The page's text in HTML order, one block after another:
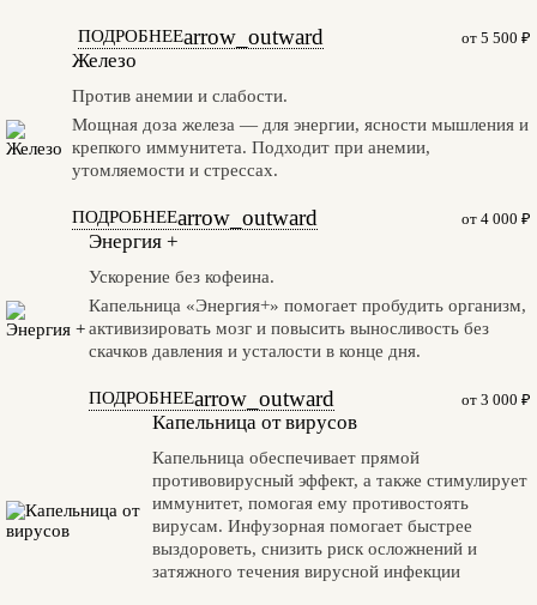
ПОДРОБНЕЕarrow_outward от 5 500 ₽
Железо
Против анемии и слабости.
Мощная доза железа — для энергии, ясности мышления и
крепкого иммунитета. Подходит при анемии,
утомляемости и стрессах.
ПОДРОБНЕЕarrow_outward от 4 000 ₽
Энергия +
Ускорение без кофеина.
Капельница «Энергия+» помогает пробудить организм,
активизировать мозг и повысить выносливость без
скачков давления и усталости в конце дня.
ПОДРОБНЕЕarrow_outward от 3 000 ₽
Капельница от вирусов
Капельница обеспечивает прямой
противовирусный эффект, а также стимулирует
иммунитет, помогая ему противостоять
вирусам. Инфузорная помогает быстрее
выздороветь, снизить риск осложнений и
затяжного течения вирусной инфекции